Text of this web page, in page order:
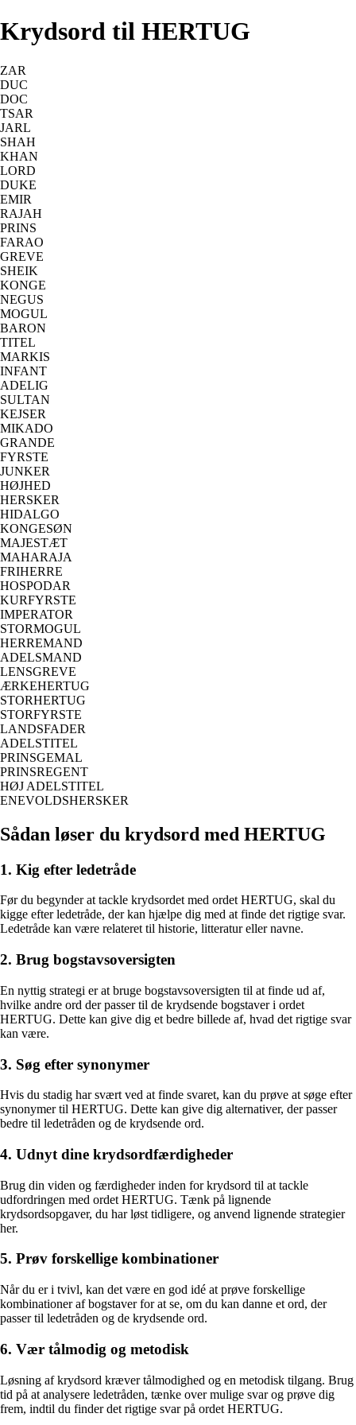
Krydsord til HERTUG
ZAR
DUC
DOC
TSAR
JARL
SHAH
KHAN
LORD
DUKE
EMIR
RAJAH
PRINS
FARAO
GREVE
SHEIK
KONGE
NEGUS
MOGUL
BARON
TITEL
MARKIS
INFANT
ADELIG
SULTAN
KEJSER
MIKADO
GRANDE
FYRSTE
JUNKER
HØJHED
HERSKER
HIDALGO
KONGESØN
MAJESTÆT
MAHARAJA
FRIHERRE
HOSPODAR
KURFYRSTE
IMPERATOR
STORMOGUL
HERREMAND
ADELSMAND
LENSGREVE
ÆRKEHERTUG
STORHERTUG
STORFYRSTE
LANDSFADER
ADELSTITEL
PRINSGEMAL
PRINSREGENT
HØJ ADELSTITEL
ENEVOLDSHERSKER
Sådan løser du krydsord med HERTUG
1. Kig efter ledetråde
Før du begynder at tackle krydsordet med ordet HERTUG, skal du
kigge efter ledetråde, der kan hjælpe dig med at finde det rigtige svar.
Ledetråde kan være relateret til historie, litteratur eller navne.
2. Brug bogstavsoversigten
En nyttig strategi er at bruge bogstavsoversigten til at finde ud af,
hvilke andre ord der passer til de krydsende bogstaver i ordet
HERTUG. Dette kan give dig et bedre billede af, hvad det rigtige svar
kan være.
3. Søg efter synonymer
Hvis du stadig har svært ved at finde svaret, kan du prøve at søge efter
synonymer til HERTUG. Dette kan give dig alternativer, der passer
bedre til ledetråden og de krydsende ord.
4. Udnyt dine krydsordfærdigheder
Brug din viden og færdigheder inden for krydsord til at tackle
udfordringen med ordet HERTUG. Tænk på lignende
krydsordsopgaver, du har løst tidligere, og anvend lignende strategier
her.
5. Prøv forskellige kombinationer
Når du er i tvivl, kan det være en god idé at prøve forskellige
kombinationer af bogstaver for at se, om du kan danne et ord, der
passer til ledetråden og de krydsende ord.
6. Vær tålmodig og metodisk
Løsning af krydsord kræver tålmodighed og en metodisk tilgang. Brug
tid på at analysere ledetråden, tænke over mulige svar og prøve dig
frem, indtil du finder det rigtige svar på ordet HERTUG.